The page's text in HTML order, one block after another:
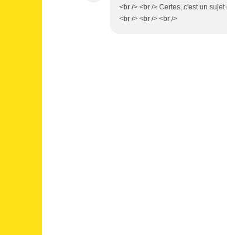
<br /> <br /> Certes, c'est un
<br /> <br /> <br />